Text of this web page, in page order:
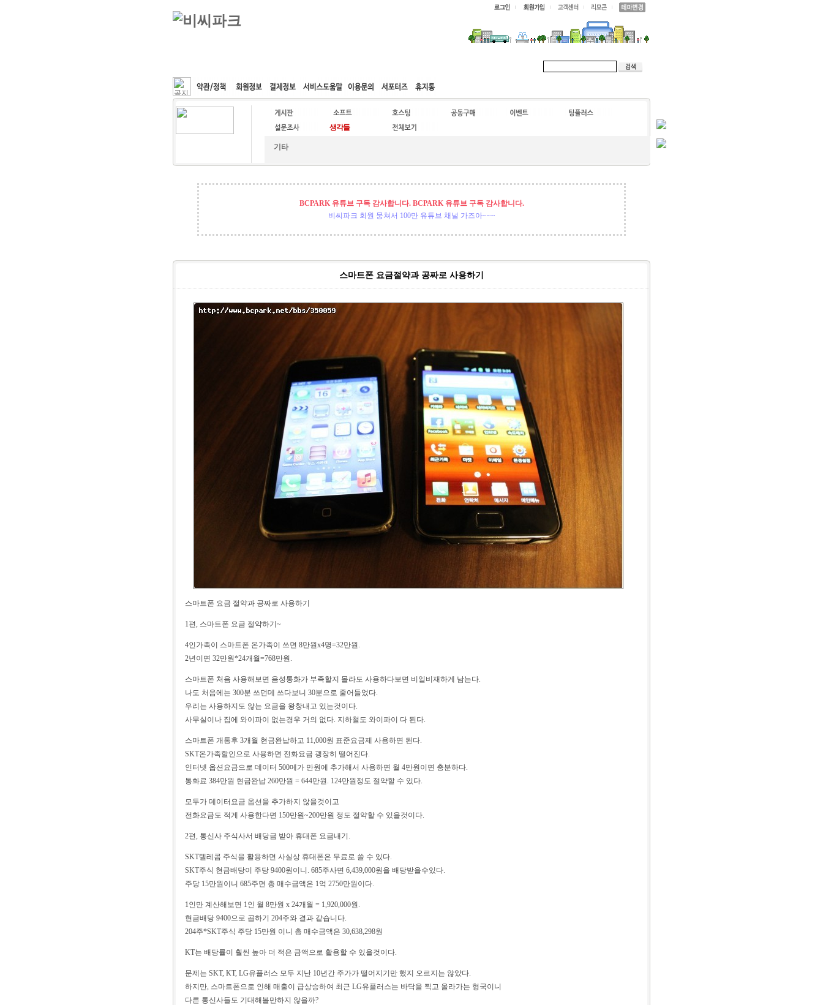
커뮤니티 속도패치 웹호스팅 공동구매 고객센터
기타
BCPARK 유튜브 구독 감사합니다. BCPARK 유튜브 구독 감사합니다.
비씨파크 회원 뭉쳐서 100만 유튜브 채널 가즈아~~~
스마트폰 요금절약과 공짜로 사용하기
스마트폰 요금 절약과 공짜로 사용하기
1편, 스마트폰 요금 절약하기~
4인가족이 스마트폰 온가족이 쓰면 8만원x4명=32만원.
2년이면 32만원*24개월=768만원.
스마트폰 처음 사용해보면 음성통화가 부족할지 몰라도 사용하다보면 비일비재하게 남는다.
나도 처음에는 300분 쓰던데 쓰다보니 30분으로 줄어들었다.
우리는 사용하지도 않는 요금을 왕창내고 있는것이다.
사무실이나 집에 와이파이 없는경우 거의 없다. 지하철도 와이파이 다 된다.
스마트폰 개통후 3개월 현금완납하고 11,000원 표준요금제 사용하면 된다.
SKT온가족할인으로 사용하면 전화요금 괭장히 떨어진다.
인터넷 옵션요금으로 데이터 500메가 만원에 추가해서 사용하면 월 4만원이면 충분하다.
통화료 384만원 현금완납 260만원 = 644만원. 124만원정도 절약할 수 있다.
모두가 데이터요금 옵션을 추가하지 않을것이고
전화요금도 적게 사용한다면 150만원~200만원 정도 절약할 수 있을것이다.
2편, 통신사 주식사서 배당금 받아 휴대폰 요금내기.
SKT텔레콤 주식을 활용하면 사실상 휴대폰은 무료로 쓸 수 있다.
SKT주식 현금배당이 주당 9400원이니. 685주사면 6,439,000원을 배당받을수있다.
주당 15만원이니 685주면 총 매수금액은 1억 2750만원이다.
1인만 계산해보면 1인 월 8만원 x 24개월 = 1,920,000원.
현금배당 9400으로 곱하기 204주와 결과 같습니다.
204주*SKT주식 주당 15만원 이니 총 매수금액은 30,638,298원
KT는 배당률이 훨씬 높아 더 적은 금액으로 활용할 수 있을것이다.
문제는 SKT, KT, LG유플러스 모두 지난 10년간 주가가 떨어지기만 했지 오르지는 않았다.
하지만, 스마트폰으로 인해 매출이 급상승하여 최근 LG유플러스는 바닥을 찍고 올라가는 형국이니
다른 통신사들도 기대해볼만하지 않을까?